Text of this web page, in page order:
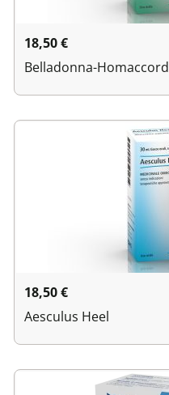
18,50€
Belladonna-Homaccord
18,50€
Aesculus Heel